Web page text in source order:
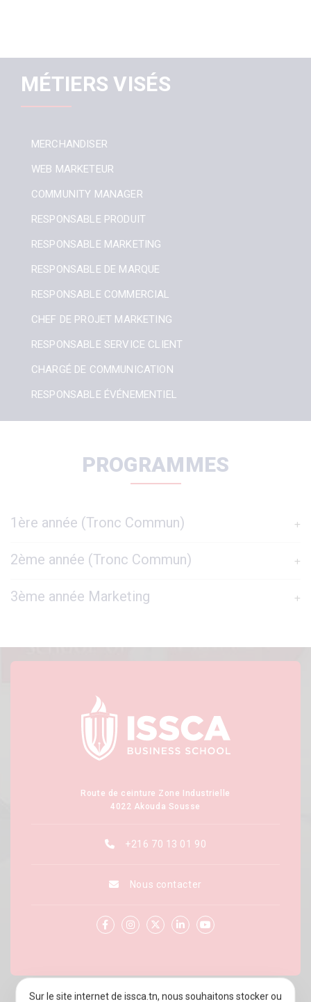
MÉTIERS VISÉS
MERCHANDISER
WEB MARKETEUR
COMMUNITY MANAGER
RESPONSABLE PRODUIT
RESPONSABLE MARKETING
RESPONSABLE DE MARQUE
RESPONSABLE COMMERCIAL
CHEF DE PROJET MARKETING
RESPONSABLE SERVICE CLIENT
CHARGÉ DE COMMUNICATION
RESPONSABLE ÉVÉNEMENTIEL
PROGRAMMES
1ère année (Tronc Commun)
2ème année (Tronc Commun)
3ème année Marketing
Sur le site internet de issca.tn, nous souhaitons stocker ou
Route de ceinture Zone Industrielle
4022 Akouda Sousse
+216 70 13 01 90
Nous contacter